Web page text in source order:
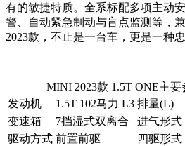
有的敏捷特质。全系标配多项主动
警、自动紧急制动与盲点监测等，
2023款，不止是一台车，更是一种
MINI 2023款 1.5T ONE主要
发动机
1.5T 102马力 L3 排量(L)
变速箱
7挡湿式双离合 进气形式
驱动方式 前置前驱 四驱形式